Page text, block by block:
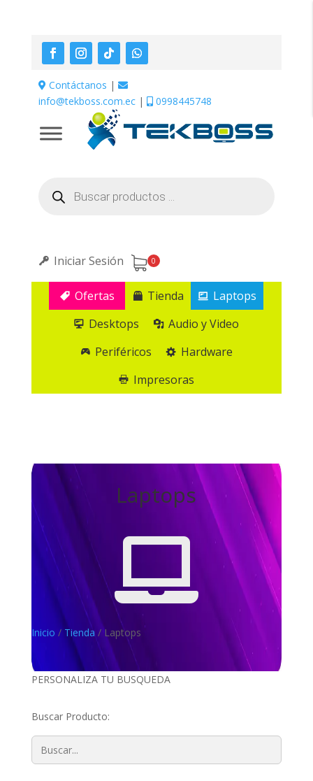
Contáctanos |
info@tekboss.com.ec | 0998445748
productos
Iniciar Sesión 0
Ofertas Tienda
Laptops
Desktops
Audio y Video
Periféricos
Hardware
Impresoras
Laptops

Inicio / Tienda/Laptops
PERSONALIZA TU BUSQUEDA
Buscar Producto: